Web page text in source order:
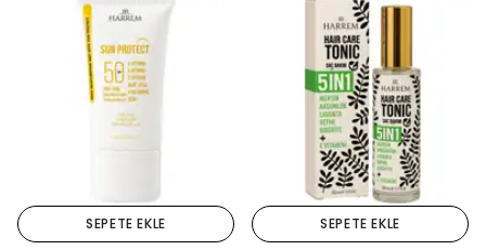
SEPETE EKLE SEPETE EKLE